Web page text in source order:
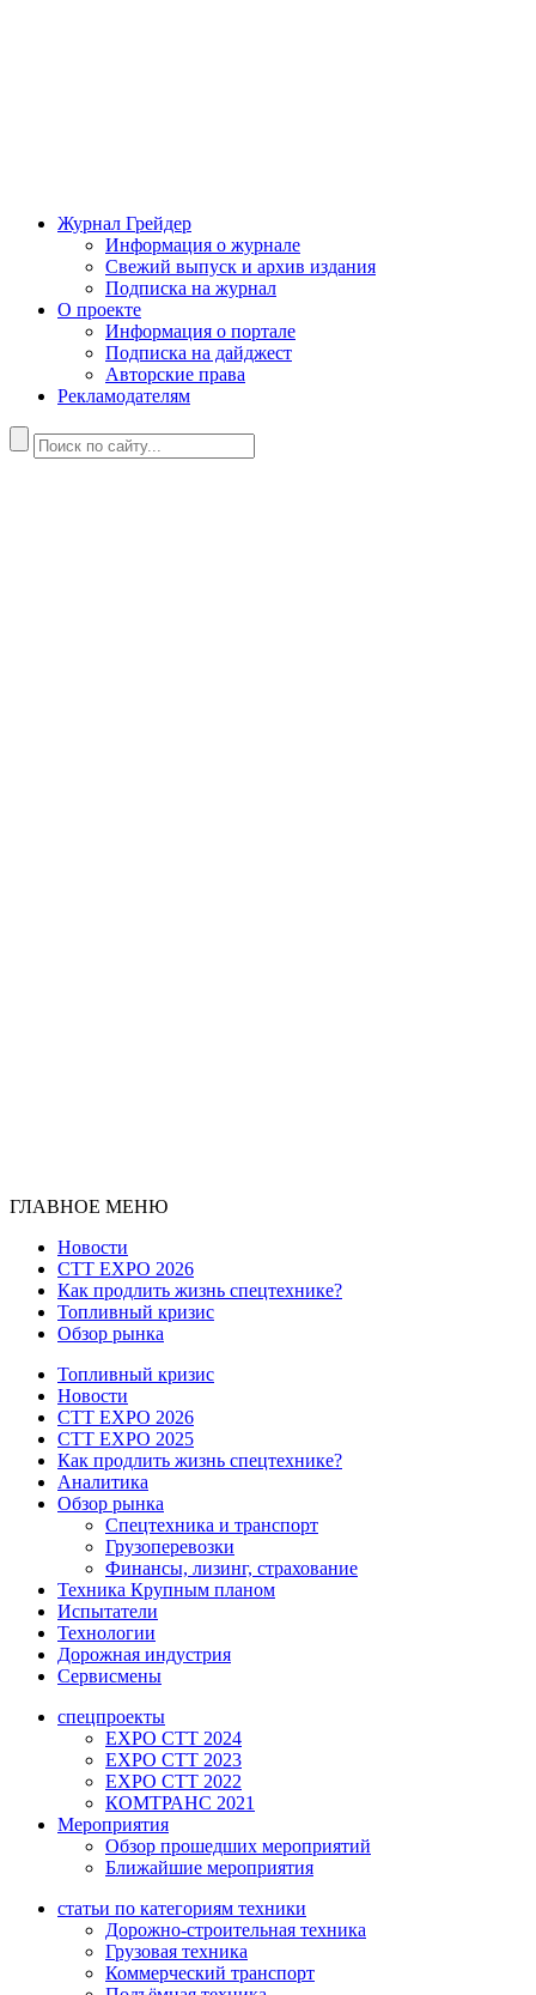
Журнал Грейдер
Информация о журнале
Свежий выпуск и архив издания
Подписка на журнал
О проекте
Информация о портале
Подписка на дайджест
Авторские права
Рекламодателям
ГЛАВНОЕ МЕНЮ
Новости
CTT EXPO 2026
Как продлить жизнь спецтехнике?
Топливный кризис
Обзор рынка
Топливный кризис
Новости
CTT EXPO 2026
CTT EXPO 2025
Как продлить жизнь спецтехнике?
Аналитика
Обзор рынка
Спецтехника и транспорт
Грузоперевозки
Финансы, лизинг, страхование
Техника Крупным планом
Испытатели
Технологии
Дорожная индустрия
Сервисмены
спецпроекты
EXPO CTT 2024
EXPO CTT 2023
EXPO CTT 2022
КОМТРАНС 2021
Мероприятия
Обзор прошедших мероприятий
Ближайшие мероприятия
статьи по категориям техники
Дорожно-строительная техника
Грузовая техника
Коммерческий транспорт